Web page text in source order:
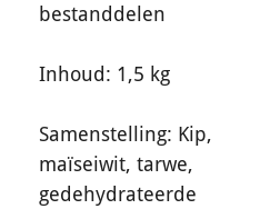
bestanddelen
Inhoud: 1,5 kg
Samenstelling: Kip,
maïseiwit, tarwe,
gedehydrateerde